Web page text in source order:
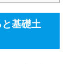
基礎土